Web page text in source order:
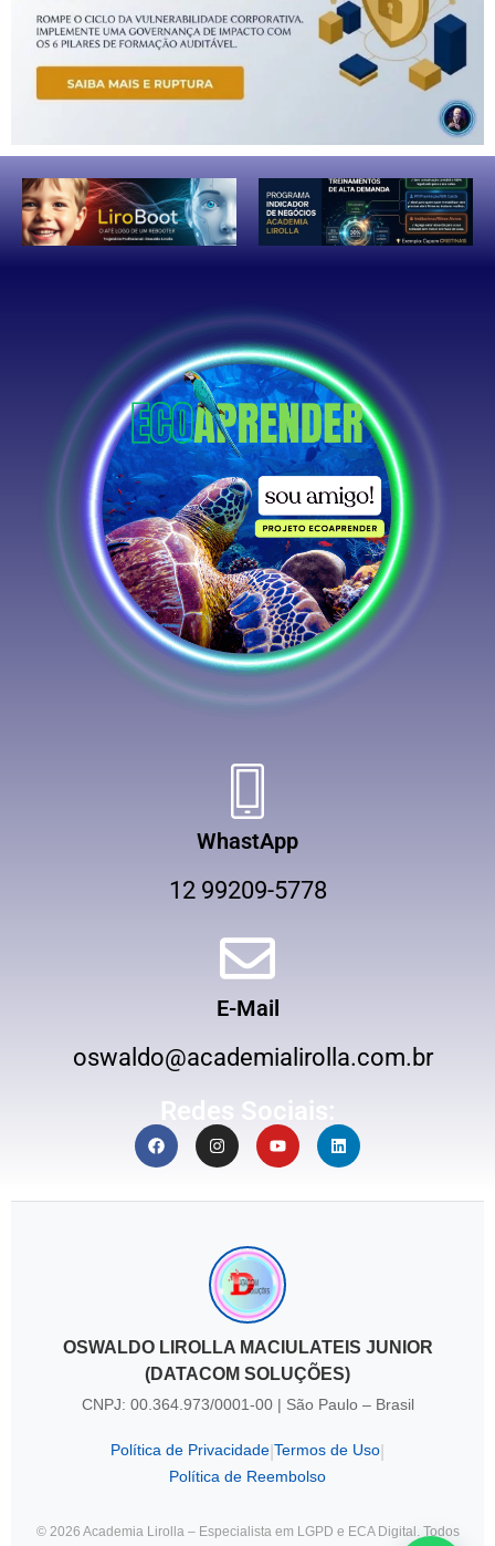
WhastApp
12 99209-5778
E-Mail
oswaldo@academialirolla.com.br
Redes Sociais:
OSWALDO LIROLLA MACIULATEIS JUNIOR
(DATACOM SOLUÇÕES)
CNPJ: 00.364.973/0001-00 | São Paulo – Brasil
Política de Privacidade Termos de Uso
Política de Reembolso
© 2026 Academia Lirolla – Especialista em LGPD e ECA Digital. Todos